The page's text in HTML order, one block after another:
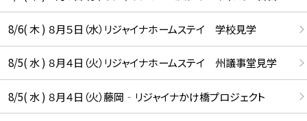
8/6( 木 ) ８月５日（水）リジャイナホームステイ 学校見学
8/5( 水 ) ８月４日（火）リジャイナホームステイ 州議事堂見学
8/5( 水 ) ８月４日（火）藤岡‐リジャイナかけ橋プロジェクト